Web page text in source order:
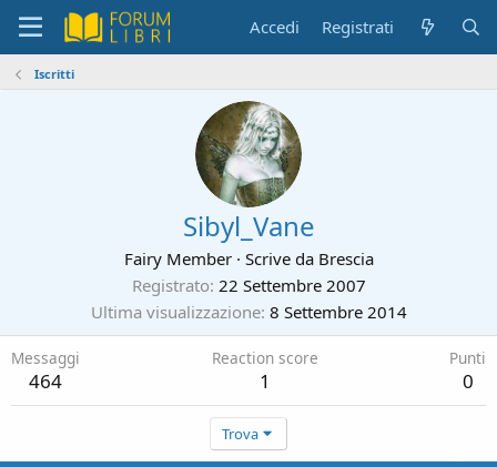
Accedi Registrati
Iscritti
Sibyl_Vane
Fairy Member · Scrive da Brescia
Registrato 22 Settembre 2007
Ultima visualizzazione 8 Settembre 2014
Messaggi
464
Reaction score
1
Punti
0
Trova